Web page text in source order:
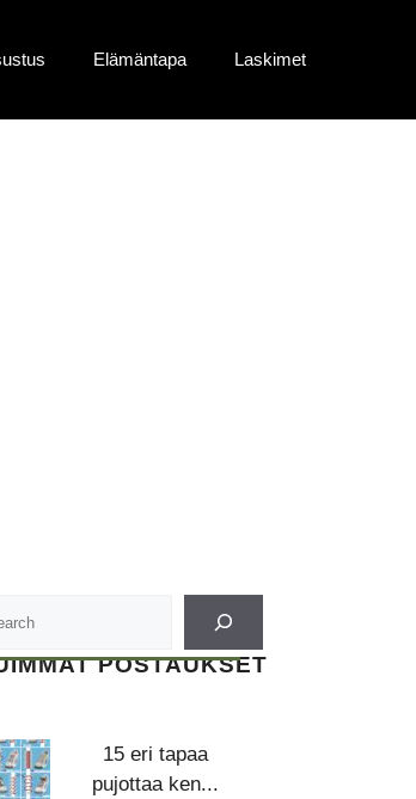
Elämäntapa Laskimet
POSTAUKSET
15 eri tapaa
pujottaa ken...